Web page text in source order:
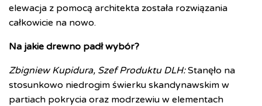
elewacja z pomocą architekta została rozwiązania
całkowicie na nowo.
Na jakie drewno padł wybór?
Zbigniew Kupidura, Szef Produktu DLH:Stanęło na
stosunkowo niedrogim świerku skandynawskim w
partiach pokrycia oraz modrzewiu w elementach